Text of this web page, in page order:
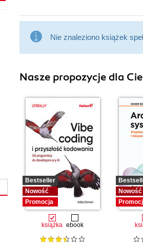
Nie znaleziono książek
Nasze propozycje dla
Bestseller
Nowość
Promocja
książka ebook
Nowość